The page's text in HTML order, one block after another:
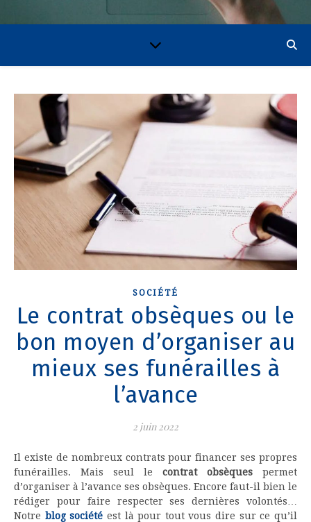
SOCIÉTÉ
Le contrat obsèques ou le
bon moyen d’organiser au
mieux ses funérailles à
l’avance
2 juin 2022
Il existe de nombreux contrats pour financer ses propres
funérailles. Mais seul le contrat obsèques permet
d’organiser à l’avance ses obsèques. Encore faut-il bien le
rédiger pour faire respecter ses dernières volontés…
Notre blog société est là pour tout vous dire sur ce qu’il